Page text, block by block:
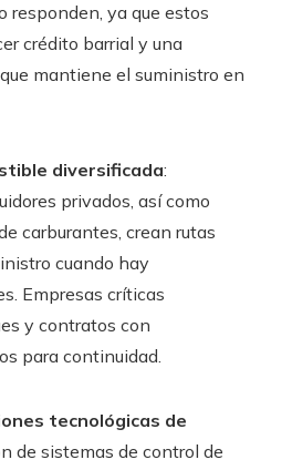
responden, ya que estos
crédito barrial y una
mantiene el suministro en
diversificada:
privados, así como
carburantes, crean rutas
cuando hay
Empresas críticas
y contratos con
para continuidad.
tecnológicas de
de sistemas de control de